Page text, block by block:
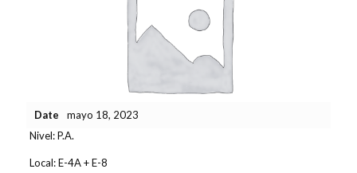
Date
mayo 18, 2023
Nivel:P.A.
Local:E-4A + E-8